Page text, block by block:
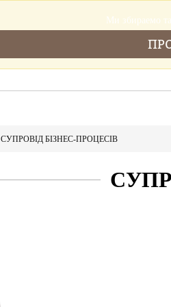
СУПРОВІД БІЗНЕС-ПРОЦЕСІВ
Ми збираемо